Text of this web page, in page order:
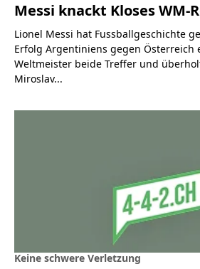
Messi knackt Kloses WM-
Lionel Messi hat Fussballgeschichte
Erfolg Argentiniens gegen Österreich
Weltmeister beide Treffer und
Miroslav...
Keine schwere Verletzung